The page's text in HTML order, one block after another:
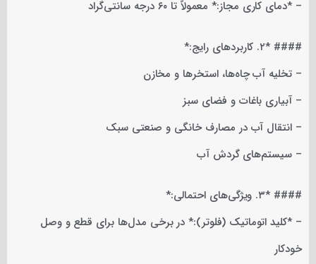
– *دمای کاری مجاز:* معمولاً تا ۶۰ درجه سانتی‌گراد
#### *۲. کاربردهای رایج:*
– تخلیه آب چاه‌ها، استخرها و مخازن
– آبیاری باغات و فضای سبز
– انتقال آب در مصارف خانگی و صنعتی سبک
– سیستم‌های گردش آب
#### *۳. ویژگی‌های احتمالی:*
– *کلید اتوماتیک (فلوتر):* در برخی مدل‌ها برای قطع و وصل
خودکار